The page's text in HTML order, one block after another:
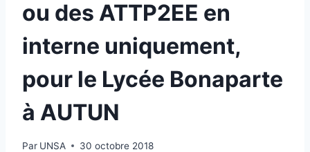
ou des ATTP2EE en
interne uniquement,
pour le Lycée Bonaparte
à AUTUN
Par UNSA 30 octobre 2018